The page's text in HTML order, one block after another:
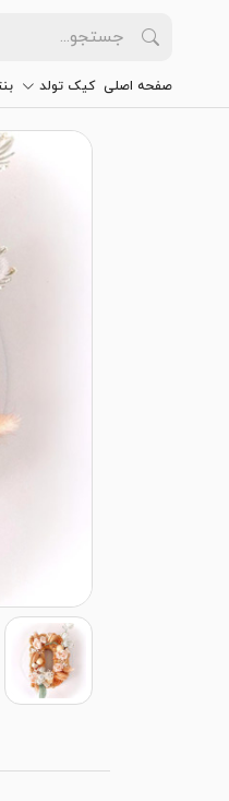
صفحه اصلی کیک تولد